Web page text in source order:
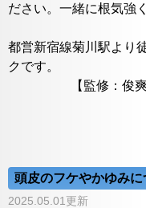
ださい。一緒に根気強
都営新宿線菊川駅より
クです。
【監修：
頭皮のフケやかゆみに
2025.05.01更新